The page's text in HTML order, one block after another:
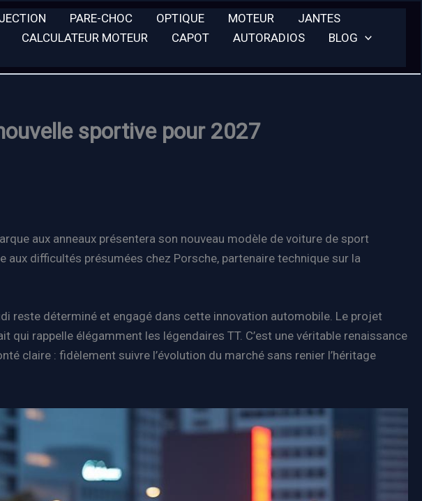
PARE-CHOC OPTIQUE MOTEUR
JANTES
CALCULATEUR MOTEUR CAPOT AUTORADIOS
BLOG
sportive pour 2027
aux anneaux présentera son nouveau modèle de voiture de sport
difficultés présumées chez Porsche, partenaire technique sur la
reste déterminé et engagé dans cette innovation automobile. Le projet
rappelle élégamment les légendaires TT. C’est une véritable renaissance
claire : fidèlement suivre l’évolution du marché sans renier l’héritage